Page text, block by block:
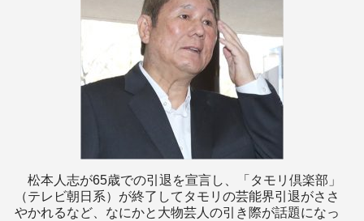
松本人志が65歳での引退を宣言し、「タモリ倶楽部」
（テレビ朝日系）が終了してタモリの芸能界引退がささ
やかれるなど、なにかと大物芸人の引き際が話題になっ